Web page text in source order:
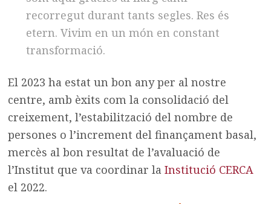
recorregut durant tants segles. Res és
etern. Vivim en un món en constant
transformació.
El 2023 ha estat un bon any per al nostre
centre, amb èxits com la consolidació del
creixement, l’estabilització del nombre de
persones o l’increment del finançament basal,
mercès al bon resultat de l’avaluació de
l’Institut que va coordinar laInstitució CERCA
el 2022.